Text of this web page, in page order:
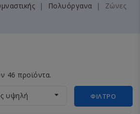
Πολυόργανα
Ζώνες
46 προϊόντα.
υψηλή  ΦΊΛΤΡΟ